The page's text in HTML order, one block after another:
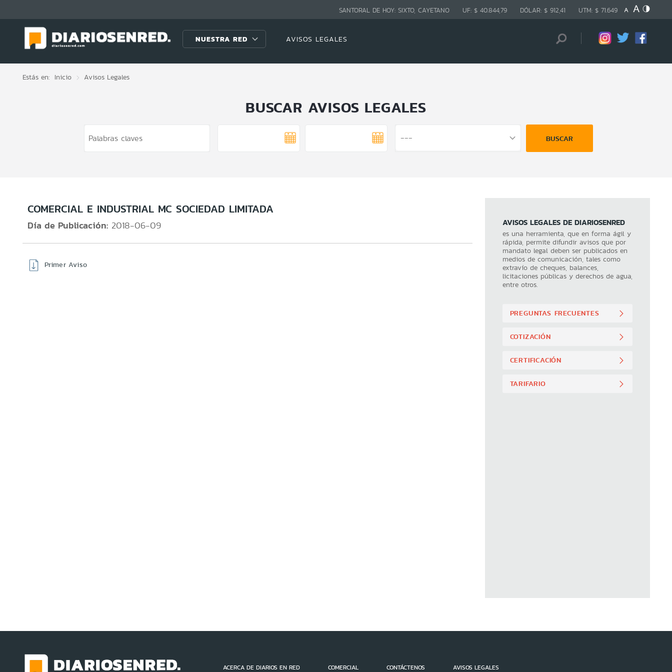
SANTORAL DE HOY: SIXTO, CAYETANO UF: $ 40.844,79 DÓLAR: $ 912,41 UTM: $ 71.649
NUESTRA RED AVISOS LEGALES
Estás en: Inicio Avisos Legales
BUSCAR AVISOS LEGALES
BUSCAR
COMERCIAL E INDUSTRIAL MC SOCIEDAD LIMITADA
Día de Publicación:2018-06-09
Primer Aviso
AVISOS LEGALES DE DIARIOSENRED
es una herramienta, que en forma ágil y
rápida, permite difundir avisos que por
mandato legal deben ser publicados en
medios de comunicación, tales como
extravío de cheques, balances,
licitaciones públicas y derechos de agua,
entre otros.
PREGUNTAS FRECUENTES
COTIZACIÓN
CERTIFICACIÓN
TARIFARIO
ACERCA DE DIARIOS EN RED COMERCIAL CONTÁCTENOS AVISOS LEGALES